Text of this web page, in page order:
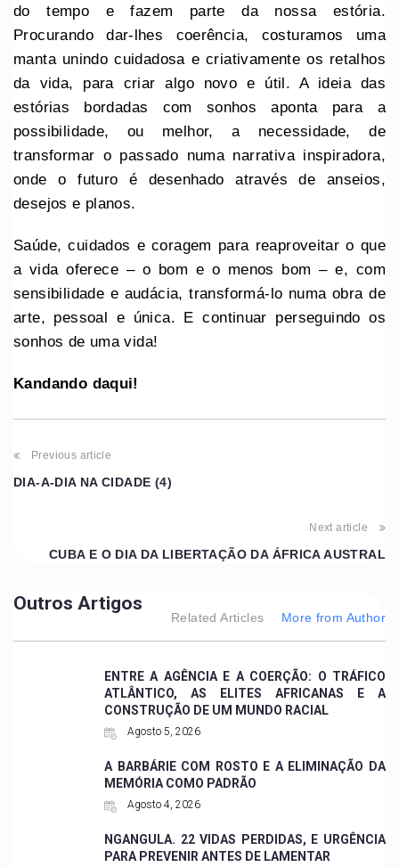
do tempo e fazem parte da nossa estória.
Procurando dar-lhes coerência, costuramos uma
manta unindo cuidadosa e criativamente os retalhos
da vida, para criar algo novo e útil. A ideia das
estórias bordadas com sonhos aponta para a
possibilidade, ou melhor, a necessidade, de
transformar o passado numa narrativa inspiradora,
onde o futuro é desenhado através de anseios,
desejos e planos.
Saúde, cuidados e coragem para reaproveitar o que
a vida oferece – o bom e o menos bom – e, com
sensibilidade e audácia, transformá-lo numa obra de
arte, pessoal e única. E continuar perseguindo os
sonhos de uma vida!
Kandando daqui!
Previous article
DIA-A-DIA NA CIDADE (4)
Next article
CUBA E O DIA DA LIBERTAÇÃO DA ÁFRICA AUSTRAL
Outros Artigos
Related Articles More from Author
ENTRE A AGÊNCIA E A COERÇÃO: O TRÁFICO
ATLÂNTICO, AS ELITES AFRICANAS E A
CONSTRUÇÃO DE UM MUNDO RACIAL
Agosto 5, 2026
A BARBÁRIE COM ROSTO E A ELIMINAÇÃO DA
MEMÓRIA COMO PADRÃO
Agosto 4, 2026
NGANGULA. 22 VIDAS PERDIDAS, E URGÊNCIA
PARA PREVENIR ANTES DE LAMENTAR